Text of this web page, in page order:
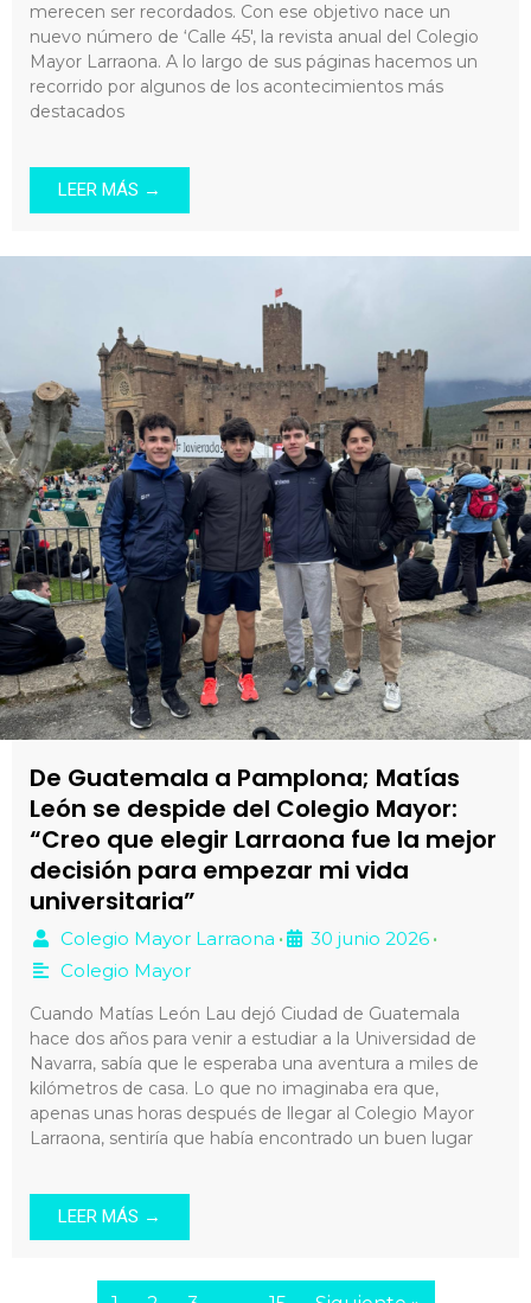
merecen ser recordados. Con ese objetivo nace un
nuevo número de ‘Calle 45′, la revista anual del Colegio
Mayor Larraona. A lo largo de sus páginas hacemos un
recorrido por algunos de los acontecimientos más
destacados
LEER MÁS →
De Guatemala a Pamplona; Matías
León se despide del Colegio Mayor:
“Creo que elegir Larraona fue la mejor
decisión para empezar mi vida
universitaria”
Colegio Mayor Larraona • 30 junio 2026 •
Colegio Mayor
Cuando Matías León Lau dejó Ciudad de Guatemala
hace dos años para venir a estudiar a la Universidad de
Navarra, sabía que le esperaba una aventura a miles de
kilómetros de casa. Lo que no imaginaba era que,
apenas unas horas después de llegar al Colegio Mayor
Larraona, sentiría que había encontrado un buen lugar
LEER MÁS →